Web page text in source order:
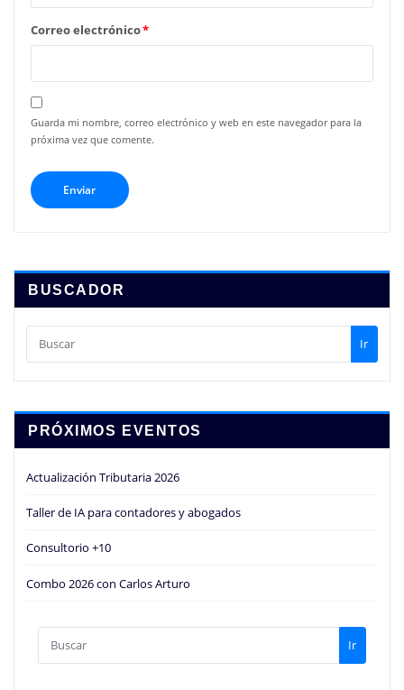
Correo electrónico*
Guarda mi nombre, correo electrónico y web en este navegador para la
próxima vez que comente.
BUSCADOR
Ir
PRÓXIMOS EVENTOS
Actualización Tributaria 2026
Taller de IA para contadores y abogados
Consultorio +10
Combo 2026 con Carlos Arturo
Ir